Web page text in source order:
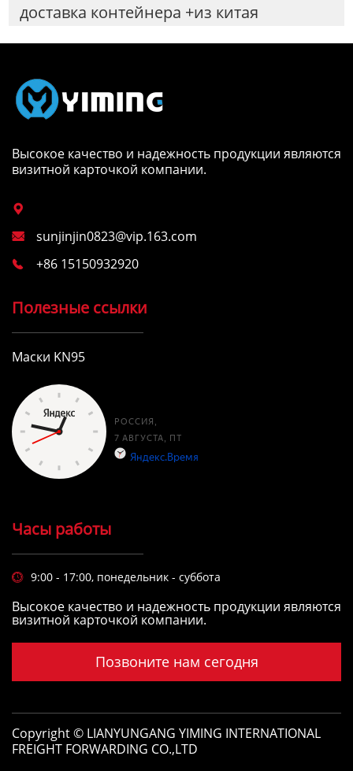
доставка контейнера +из китая
Высокое качество и надежность продукции являются
визитной карточкой компании.

 sunjinjin0823@vip.163.com
 +86 15150932920
Полезные ссылки
Маски KN95
Часы работы
 9:00 - 17:00, понедельник - суббота
Высокое качество и надежность продукции являются
визитной карточкой компании.
Позвоните нам сегодня
Copyright © LIANYUNGANG YIMING INTERNATIONAL
FREIGHT FORWARDING CO.,LTD